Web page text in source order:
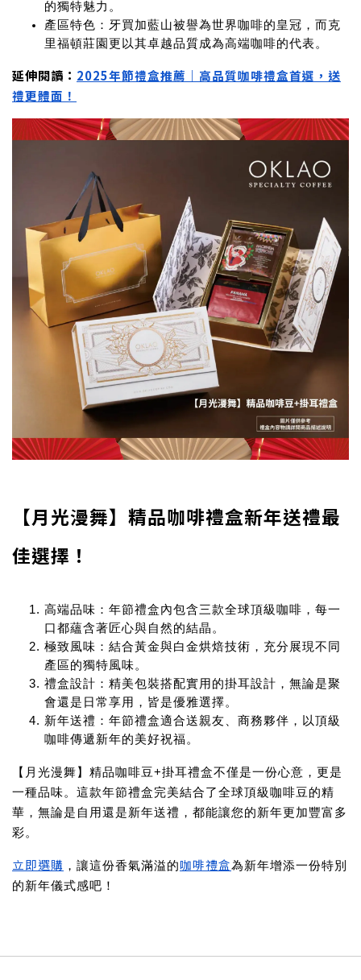
的獨特魅力。
產區特色 ：牙買加藍山被譽為世界咖啡的皇冠，而克
里福頓莊園更以其卓越品質成為高端咖啡的代表。
延伸閱讀： 2025年節禮盒推薦｜高品質咖啡禮盒首選，送
禮更體面！
【月光漫舞】精品咖啡禮盒新年送禮最
佳選擇！
高端品味 ：年節禮盒內包含三款全球頂級咖啡，每一
口都蘊含著匠心與自然的結晶。
極致風味 ：結合黃金與白金烘焙技術，充分展現不同
產區的獨特風味。
禮盒設計 ：精美包裝搭配實用的掛耳設計，無論是聚
會還是日常享用，皆是優雅選擇。
新年送禮 ：年節禮盒適合送親友、商務夥伴，以頂級
咖啡傳遞新年的美好祝福。
【月光漫舞】精品咖啡豆+掛耳禮盒不僅是一份心意，更是
一種品味。這款年節禮盒完美結合了全球頂級咖啡豆的精
華，無論是自用還是新年送禮，都能讓您的新年更加豐富多
彩。
立即選購 ，讓這份香氣滿溢的咖啡禮盒為新年增添一份特別
的新年儀式感吧！